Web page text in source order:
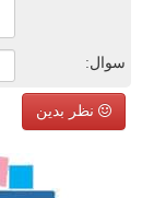
سوال:
نظر بدین